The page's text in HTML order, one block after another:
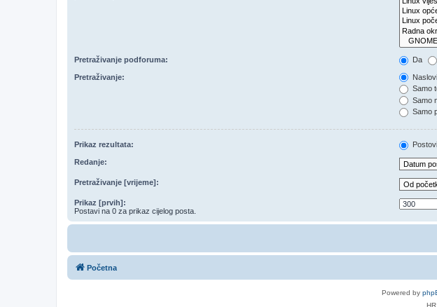
Pretraživanje podforuma: Da
Pretraživanje:
Samo
Samo
Samo
Prikaz rezultata: Postovi
Redanje:
Pretraživanje [vrijeme]:
Prikaz [prvih]:
Postavi na 0 za prikaz cijelog posta.
Početna
Powered by